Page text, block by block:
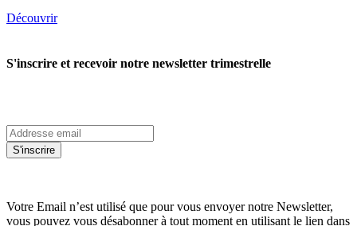
Découvrir
S'inscrire et recevoir notre newsletter trimestrelle
S'inscrire
Votre Email n’est utilisé que pour vous envoyer notre Newsletter,
vous pouvez vous désabonner à tout moment en utilisant le lien dans